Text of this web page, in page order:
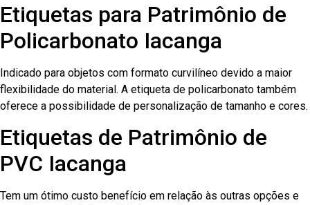
Etiquetas para Patrimônio de
Policarbonato Iacanga
Indicado para objetos com formato curvilíneo devido a maior
flexibilidade do material. A etiqueta de policarbonato também
oferece a possibilidade de personalização de tamanho e cores.
Etiquetas de Patrimônio de
PVC Iacanga
Tem um ótimo custo benefício em relação às outras opções e